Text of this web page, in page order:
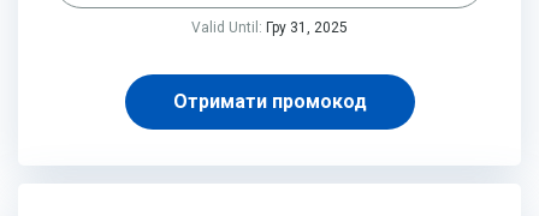
Valid Until: Гру 31, 2025
Отримати промокод